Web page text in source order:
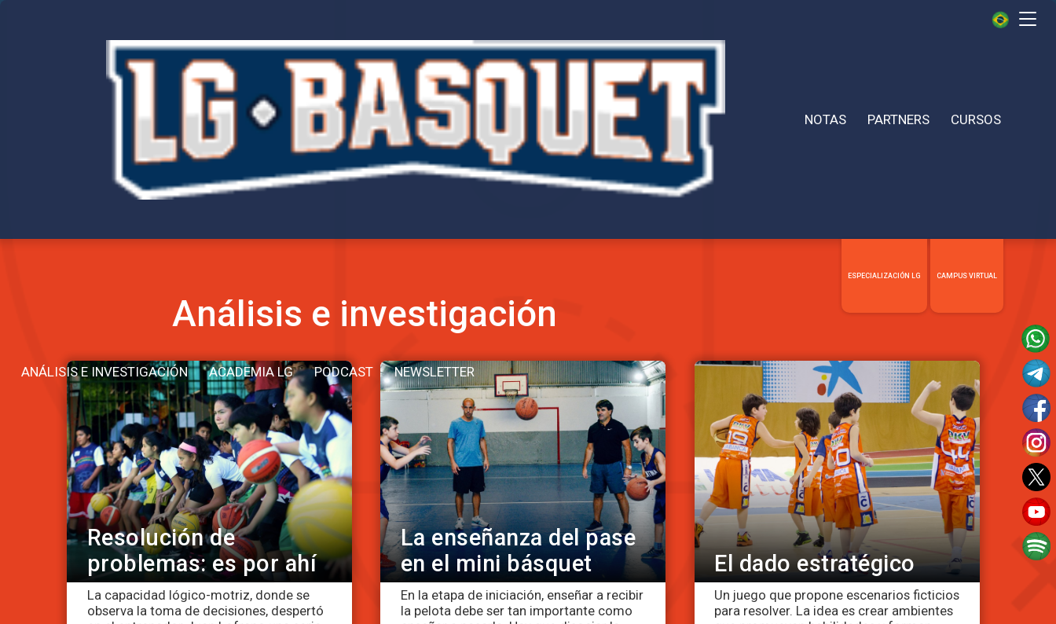
ESPECIALIZACIÓN LG CAMPUS VIRTUAL
NOTAS PARTNERS CURSOS
ANÁLISIS E INVESTIGACIÓN ACADEMIA LG PODCAST NEWSLETTER
Análisis e investigación
Resolución de
problemas: es por ahí
La capacidad lógico-motriz, donde se
observa la toma de decisiones, despertó
La enseñanza del pase
en el mini básquet
En la etapa de iniciación, enseñar a recibir
la pelota debe ser tan importante como
El dado estratégico
Un juego que propone escenarios ficticios
para resolver. La idea es crear ambientes